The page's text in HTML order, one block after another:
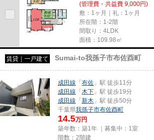
(管理費・共益費 9,000円)
敷：1ヶ月｜礼：1ヶ月
所在階：1-2階
間取り：4LDK
面積：109.98㎡
賃貸｜一戸建て Sumai-to我孫子市布佐酉町
成田線 「 布佐 」駅 徒歩11分
成田線 「 木下 」駅 徒歩19分
成田線 「 新木 」駅 徒歩50分
千葉県我孫子市布佐酉町
14.5万円
築年数：築1年 ｜募集中： 1室
階数：2階建